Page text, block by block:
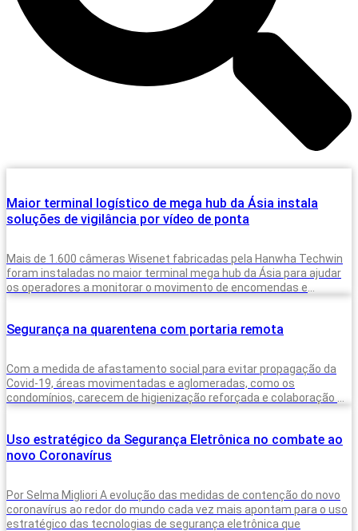
Maior terminal logístico de mega hub da Ásia instala
soluções de vigilância por vídeo de ponta
Mais de 1.600 câmeras Wisenet fabricadas pela Hanwha Techwin
foram instaladas no maior terminal mega hub da Ásia para ajudar
os operadores a monitorar o movimento de encomendas e
Segurança na quarentena com portaria remota
Com a medida de afastamento social para evitar propagação da
Covid-19, áreas movimentadas e aglomeradas, como os
condomínios, carecem de higienização reforçada e colaboração de
Uso estratégico da Segurança Eletrônica no combate ao
novo Coronavírus
Por Selma Migliori A evolução das medidas de contenção do novo
coronavírus ao redor do mundo cada vez mais apontam para o uso
estratégico das tecnologias de segurança eletrônica que